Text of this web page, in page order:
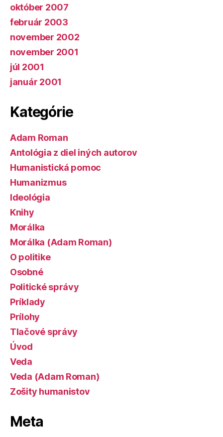
október 2007
február 2003
november 2002
november 2001
júl 2001
január 2001
Kategórie
Adam Roman
Antológia z diel iných autorov
Humanistická pomoc
Humanizmus
Ideológia
Knihy
Morálka
Morálka (Adam Roman)
O politike
Osobné
Politické správy
Príklady
Prílohy
Tlačové správy
Úvod
Veda
Veda (Adam Roman)
Zošity humanistov
Meta